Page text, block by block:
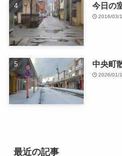
今日の
2016/03/
中央町
2026/01/
最近の記事